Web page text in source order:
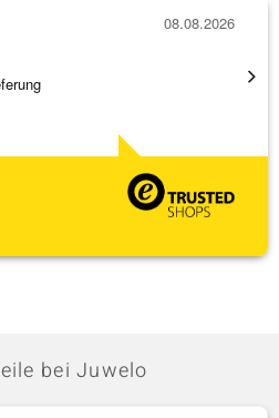
08.08.2026
bei Juwelo